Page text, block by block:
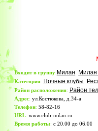
Входит в группу:Милан Милан
Категория: Ночные клубы
Район расположения: Район
Адрес: ул.Костюкова, д.34-а
Телефон: 58-82-16
URL: www.club-milan.ru
Время работы: с 20.00 до 06.00